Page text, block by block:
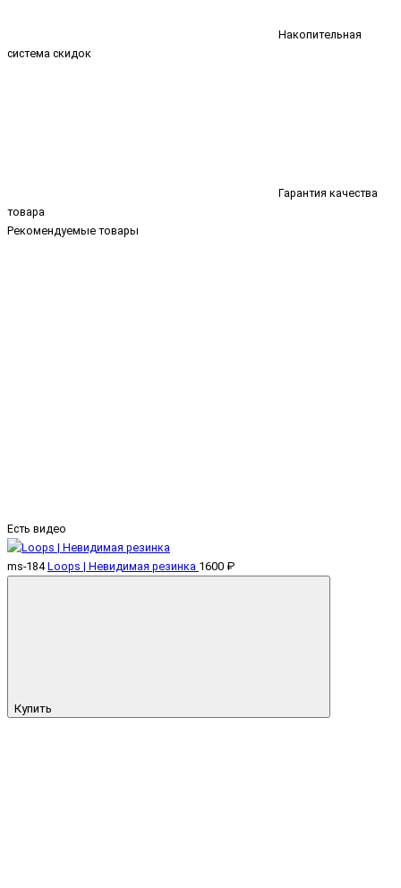
Накопительная
система скидок
Гарантия качества
товара
Рекомендуемые товары
Есть видео
ms-184 Loops | Невидимая резинка 1600 ₽
Купить